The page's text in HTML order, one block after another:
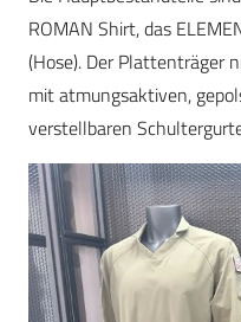
ROMAN Shirt, das
(Hose). Der Plattenträger
mit atmungsaktiven,
verstellbaren